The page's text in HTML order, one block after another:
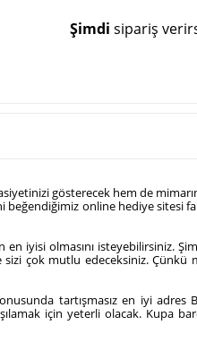
Şimdi sipariş
gösterecek hem de
beğendiğimiz online hediye
en iyisi olmasını isteyebilirsiniz.
sizi çok mutlu edeceksiniz.
tartışmasız en iyi adres
için yeterli olacak. Kupa